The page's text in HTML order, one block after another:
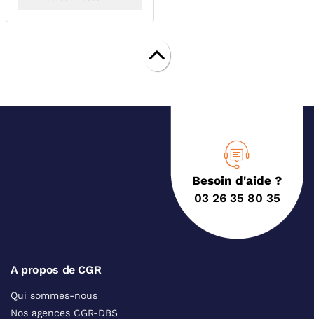
Besoin d'aide ?
03 26 35 80 35
A propos de CGR
Qui sommes-nous
Nos agences CGR-DBS